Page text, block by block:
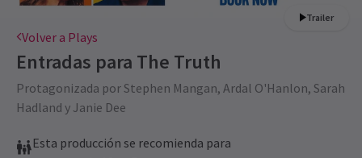
Trailer
Volver a Plays
Entradas para The Truth
Protagonizada por Stephen Mangan, Ardal O'Hanlon, Sarah
Hadland y Janie Dee
Esta producción se recomienda para